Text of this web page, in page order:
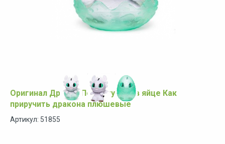
Оригинал Дракон Попрыгунчик в яйце Как
приручить дракона плюшевые
Артикул: 51855